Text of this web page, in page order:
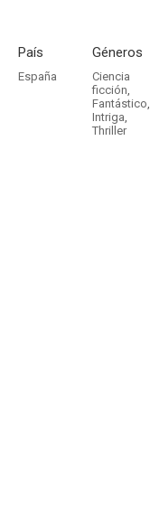
País
España
Géneros
Ciencia
ficción,
Fantástico,
Intriga,
Thriller